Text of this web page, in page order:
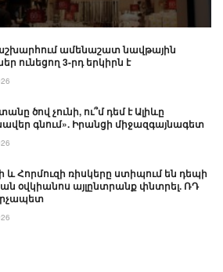
ամենաշատ նավթային
ունեցող 3-րդ երկիրն է
ծով չունի, ու՞մ դեմ է Ալիևը
գնում». Իրանցի միջազգայնագետ
և Հորմուզի ռիսկերը ստիպում են դեպի
օվկիանոս այլընտրանք փնտրել. ՌԴ